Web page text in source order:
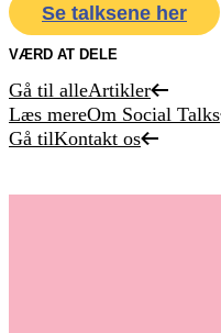
Se talksene her
VÆRD AT DELE
Gå til alleArtikler
Læs mereOm Social Talks
Gå tilKontakt os